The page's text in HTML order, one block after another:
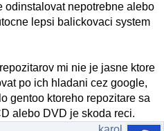
odinstalovat nepotrebne alebo
lepsi balickovaci system
mi nie je jasne ktore
po ich hladani cez google,
gentoo ktoreho repozitare sa
alebo DVD je skoda reci.